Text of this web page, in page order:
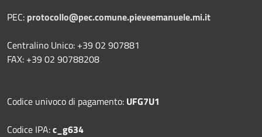
PEC: protocollo@pec.comune.pieveemanuele.mi.it
Centralino Unico: +39 02 907881
FAX: +39 02 90788208
Codice univoco di pagamento: UFG7U1
Codice IPA:c_g634